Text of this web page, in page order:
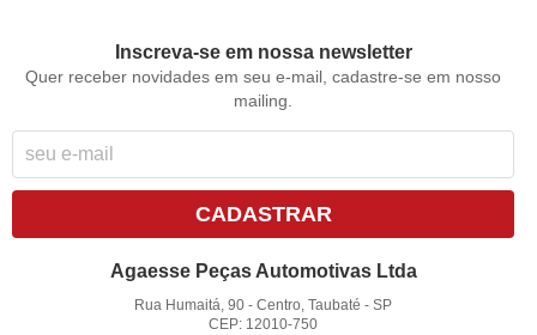
Inscreva-se em nossa newsletter
Quer receber novidades em seu e-mail, cadastre-se em nosso
mailing.
CADASTRAR
Agaesse Peças Automotivas Ltda
Rua Humaitá, 90 -Centro, Taubaté -SP
CEP: 12010-750